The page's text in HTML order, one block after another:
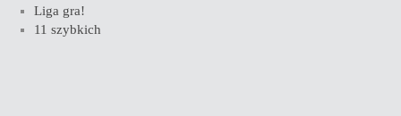
Liga gra!
11 szybkich